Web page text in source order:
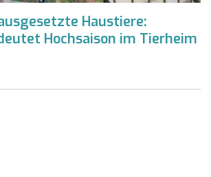
Haustiere:
Hochsaison im Tierheim